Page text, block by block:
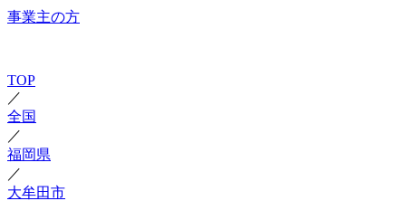
事業主の方
TOP
／
全国
／
福岡県
／
大牟田市